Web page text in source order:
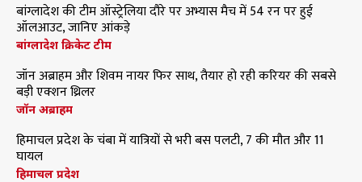
बांग्लादेश की टीम ऑस्ट्रेलिया दौरे पर अभ्यास मैच में 54 रन पर हुई
ऑलआउट, जानिए आंकड़े
बांग्लादेश क्रिकेट टीम
जॉन अब्राहम और शिवम नायर फिर साथ, तैयार हो रही करियर की सबसे
बड़ी एक्शन थ्रिलर
जॉन अब्राहम
हिमाचल प्रदेश के चंबा में यात्रियों से भरी बस पलटी, 7 की मौत और 11
घायल
हिमाचल प्रदेश